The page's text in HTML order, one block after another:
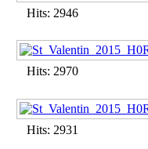
Hits: 2946
Hits: 2970
Hits: 2931